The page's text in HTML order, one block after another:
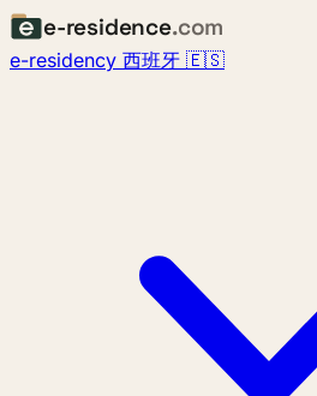
e-residence.com
e-residency 西班牙 🇪🇸